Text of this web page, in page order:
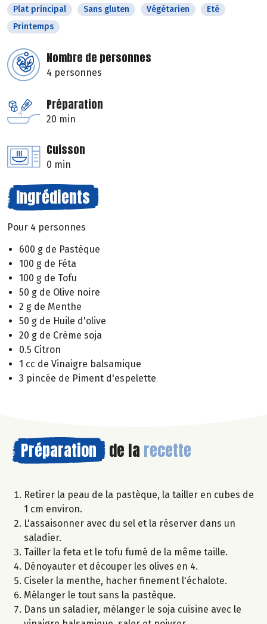
Plat principal Sans gluten Végétarien
Eté
Printemps
Nombre de personnes
4 personnes
Préparation
20 min
Cuisson
0 min
Ingrédients
Pour 4 personnes
600 g de Pastèque
100 g de Féta
100 g de Tofu
50 g de Olive noire
2 g de Menthe
50 g de Huile d'olive
20 g de Crème soja
0.5 Citron
1 cc de Vinaigre balsamique
3 pincée de Piment d'espelette
Préparation de la recette
Retirer la peau de la pastèque, la tailler en cubes de
1 cm environ.
L'assaisonner avec du sel et la réserver dans un
saladier.
Tailler la feta et le tofu fumé de la même taille.
Dénoyauter et découper les olives en 4.
Ciseler la menthe, hacher finement l'échalote.
Mélanger le tout sans la pastèque.
Dans un saladier, mélanger le soja cuisine avec le